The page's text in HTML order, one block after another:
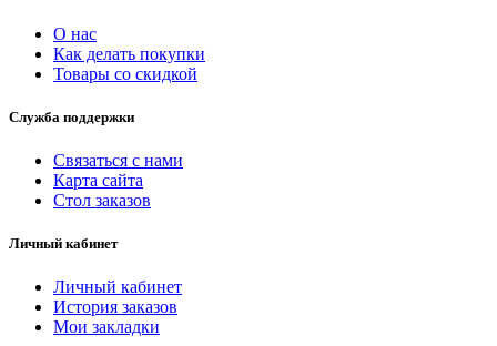
О нас
Как делать покупки
Товары со скидкой
Служба поддержки
Связаться с нами
Карта сайта
Стол заказов
Личный кабинет
Личный кабинет
История заказов
Мои закладки